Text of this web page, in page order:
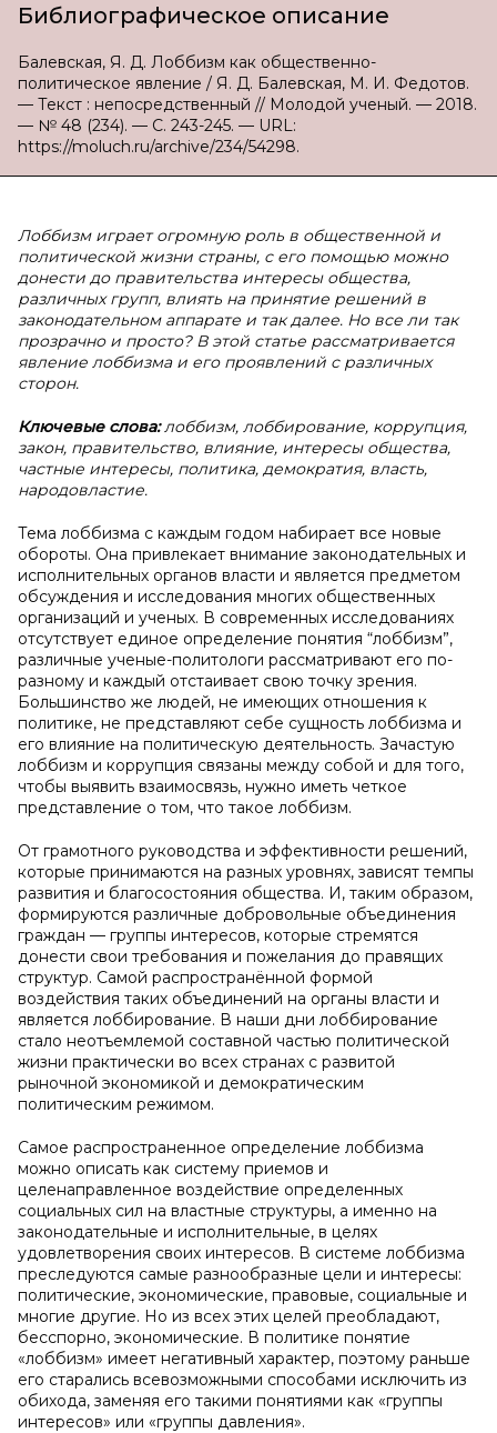
Библиографическое описание
Балевская, Я. Д. Лоббизм как общественно-
политическое явление / Я. Д. Балевская, М. И. Федотов.
— Текст : непосредственный // Молодой ученый. — 2018.
— № 48 (234). — С. 243-245. — URL:
https://moluch.ru/archive/234/54298.
Лоббизм играет огромную роль в общественной и
политической жизни страны, с его помощью можно
донести до правительства интересы общества,
различных групп, влиять на принятие решений в
законодательном аппарате и так далее. Но все ли так
прозрачно и просто? В этой статье рассматривается
явление лоббизма и его проявлений с различных
сторон.
Ключевые слова:лоббизм, лоббирование, коррупция,
закон, правительство, влияние, интересы общества,
частные интересы, политика, демократия, власть,
народовластие.
Тема лоббизма с каждым годом набирает все новые
обороты. Она привлекает внимание законодательных и
исполнительных органов власти и является предметом
обсуждения и исследования многих общественных
организаций и ученых. В современных исследованиях
отсутствует единое определение понятия “лоббизм”,
различные ученые-политологи рассматривают его по-
разному и каждый отстаивает свою точку зрения.
Большинство же людей, не имеющих отношения к
политике, не представляют себе сущность лоббизма и
его влияние на политическую деятельность. Зачастую
лоббизм и коррупция связаны между собой и для того,
чтобы выявить взаимосвязь, нужно иметь четкое
представление о том, что такое лоббизм.
От грамотного руководства и эффективности решений,
которые принимаются на разных уровнях, зависят темпы
развития и благосостояния общества. И, таким образом,
формируются различные добровольные объединения
граждан — группы интересов, которые стремятся
донести свои требования и пожелания до правящих
структур. Самой распространённой формой
воздействия таких объединений на органы власти и
является лоббирование. В наши дни лоббирование
стало неотъемлемой составной частью политической
жизни практически во всех странах с развитой
рыночной экономикой и демократическим
политическим режимом.
Самое распространенное определение лоббизма
можно описать как систему приемов и
целенаправленное воздействие определенных
социальных сил на властные структуры, а именно на
законодательные и исполнительные, в целях
удовлетворения своих интересов. В системе лоббизма
преследуются самые разнообразные цели и интересы:
политические, экономические, правовые, социальные и
многие другие. Но из всех этих целей преобладают,
бесспорно, экономические. В политике понятие
«лоббизм» имеет негативный характер, поэтому раньше
его старались всевозможными способами исключить из
обихода, заменяя его такими понятиями как «группы
интересов» или «группы давления».